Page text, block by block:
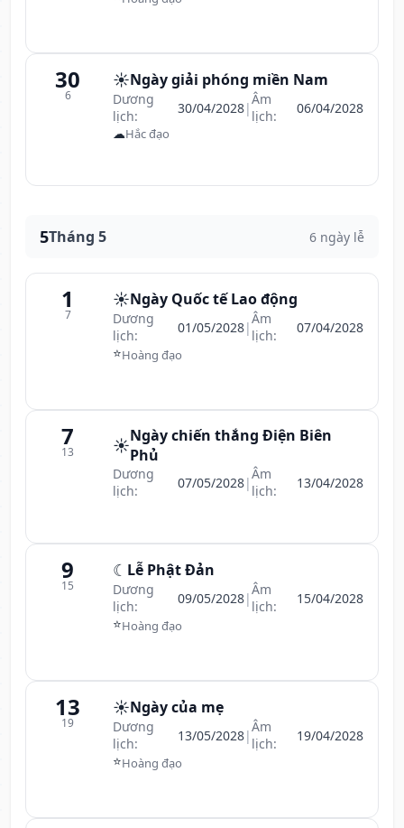
30
6
☀️Ngày giải phóng miền Nam
Dương
lịch:
30/04/2028|Âm
lịch:
06/04/2028
☁Hắc đạo
5Tháng 5 6 ngày lễ
1
7
☀️Ngày Quốc tế Lao động
Dương
lịch:
01/05/2028|Âm
lịch:
07/04/2028
⭐Hoàng đạo
7
13 ☀️Ngày chiến thắng Điện Biên
Phủ
Dương
lịch:
07/05/2028|Âm
lịch:
13/04/2028
9
15
☾ Lễ Phật Đản
Dương
lịch:
09/05/2028|Âm
lịch:
15/04/2028
⭐Hoàng đạo
13
19
☀️Ngày của mẹ
Dương
lịch:
13/05/2028|Âm
lịch:
19/04/2028
⭐Hoàng đạo